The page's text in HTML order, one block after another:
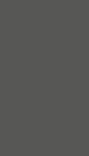
seu portal na
que
a apuração e
(JCP) após a